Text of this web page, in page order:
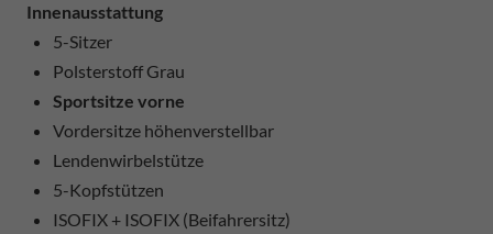
Innenausstattung
5-Sitzer
Polsterstoff Grau
Sportsitze vorne
Vordersitze höhenverstellbar
Lendenwirbelstütze
5-Kopfstützen
ISOFIX + ISOFIX (Beifahrersitz)